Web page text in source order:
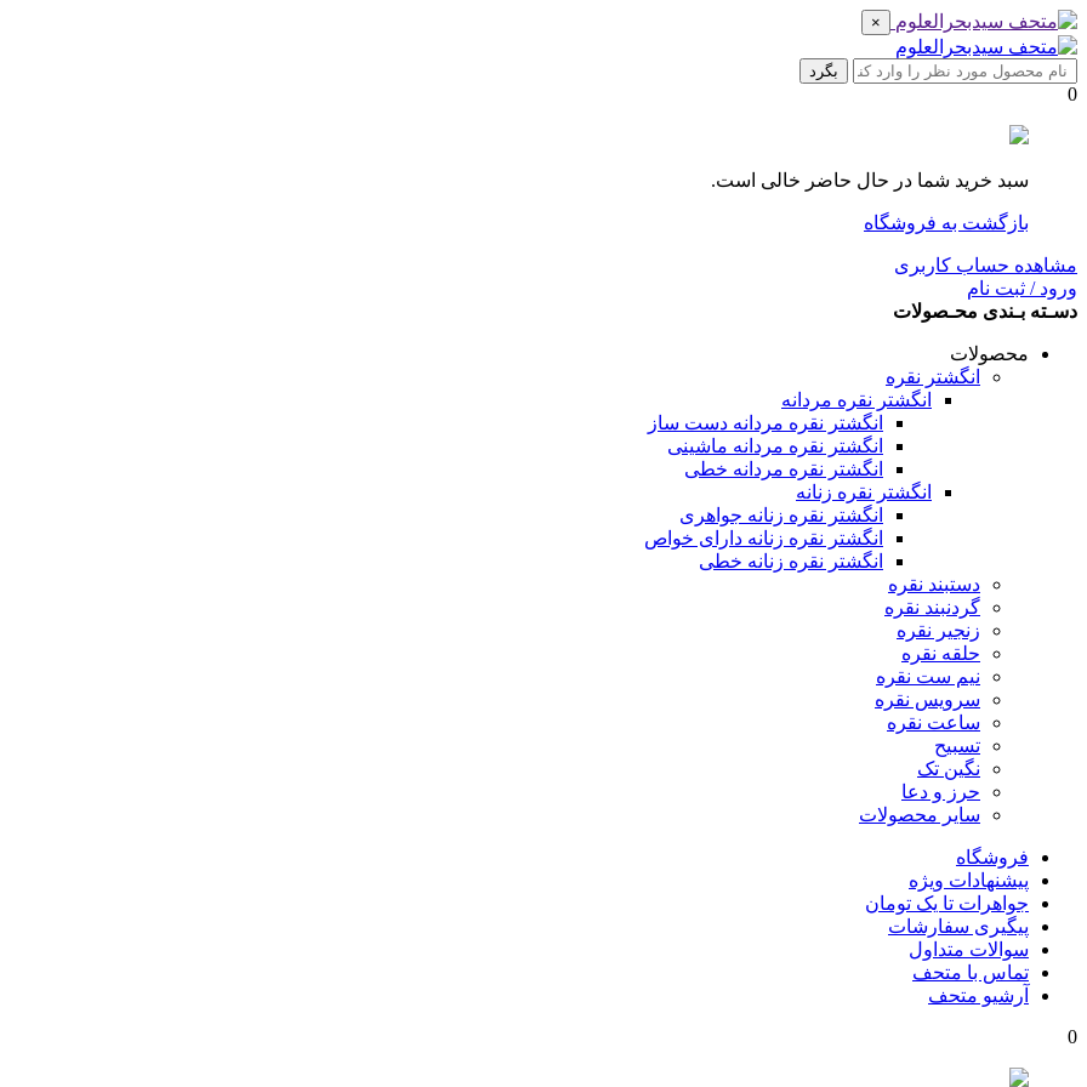
×
بگرد
0
سبد خرید شما در حال حاضر خالی است.
بازگشت به فروشگاه
مشاهده حساب کاربری
ورود / ثبت نام
دسـته بـندی محـصولات
محصولات
انگشتر نقره
انگشتر نقره مردانه
انگشتر نقره مردانه دست ساز
انگشتر نقره مردانه ماشینی
انگشتر نقره مردانه خطی
انگشتر نقره زنانه
انگشتر نقره زنانه جواهری
انگشتر نقره زنانه دارای خواص
انگشتر نقره زنانه خطی
دستبند نقره
گردنبند نقره
زنجیر نقره
حلقه نقره
نیم ست نقره
سرویس نقره
ساعت نقره
تسبیح
نگین تک
حرز و دعا
سایر محصولات
فروشگاه
پیشنهادات ویژه
جواهرات تا یک تومان
پیگیری سفارشات
سوالات متداول
تماس با متحف
آرشیو متحف
0